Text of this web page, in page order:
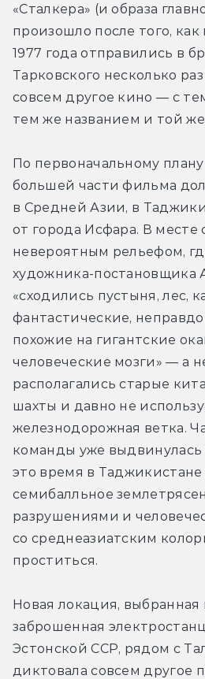
«Сталкера» (и образа
произошло после того,
1977 года отправились в
Тарковского несколько
совсем другое кино — с
тем же названием и той
По первоначальному
большей части фильма
в Средней Азии, в
от города Исфара. В месте
невероятным рельефом,
художника-постановщика
«сходились пустыня, лес,
фантастические,
похожие на гигантские
человеческие мозги» — а
располагались старые
шахты и давно не
железнодорожная ветка.
команды уже выдвинулась
это время в
семибалльное
разрушениями и
со среднеазиатским
проститься.
Новая локация, выбранная
заброшенная
Эстонской ССР, рядом с
диктовала совсем другое